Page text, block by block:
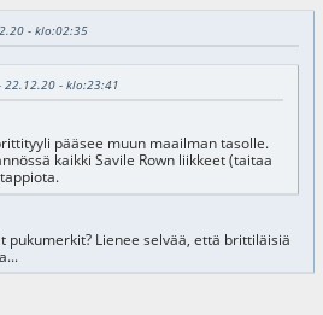
- klo:02:35
22.12.20 - klo:23:41
pääsee muun maailman tasolle.
kaikki Savile Rown liikkeet (taitaa
pukumerkit? Lienee selvää, että brittiläisiä